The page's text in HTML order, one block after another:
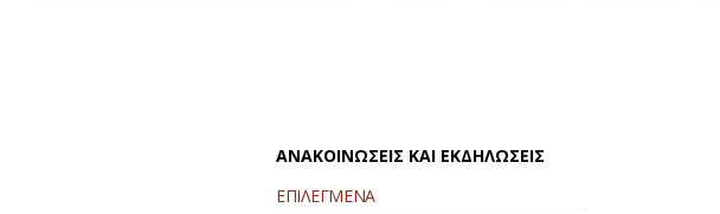
ΑΝΑΚΟΙΝΩΣΕΙΣ ΚΑΙ ΕΚΔΗΛΩΣΕΙΣ
ΕΠΙΛΕΓΜΕΝΑ